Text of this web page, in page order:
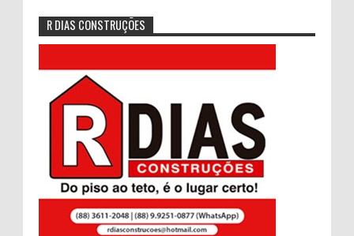
R DIAS CONSTRUÇÕES